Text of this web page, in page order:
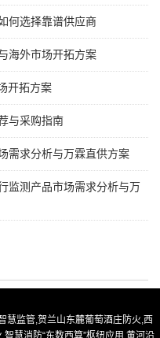
何选择靠谱供应商
海外市场开拓方案
开拓方案
与采购指南
需求分析与万霖直供方案
监测产品市场需求分析与万
慧监管,贺兰山东麓葡萄酒庄防火,西
慧消防“东数西算”枢纽应用,黄河沿